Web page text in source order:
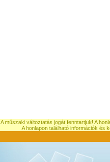
A műszaki változtatás jogát fenntartjuk! A
A honlapon található információk és